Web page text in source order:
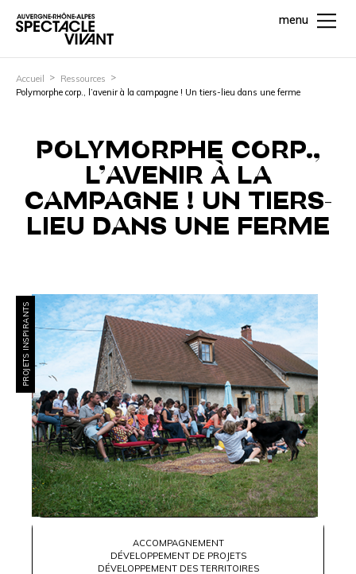
menu
Accueil
Ressources
Polymorphe corp., l’avenir à la campagne ! Un tiers-lieu dans une ferme
POLYMORPHE CORP.,
L’AVENIR À LA
CAMPAGNE ! UN TIERS-
LIEU DANS UNE FERME
PROJETS INSPIRANTS
ACCOMPAGNEMENT
DÉVELOPPEMENT DE PROJETS
DÉVELOPPEMENT DES TERRITOIRES